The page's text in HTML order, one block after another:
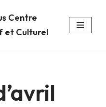
Centre
et Culturel